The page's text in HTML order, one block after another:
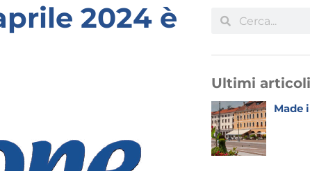
2024 è
Ultimi articoli
Made